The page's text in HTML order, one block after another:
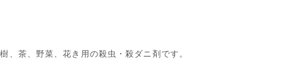
茶、野菜、花き用の殺虫・殺ダニ剤です。